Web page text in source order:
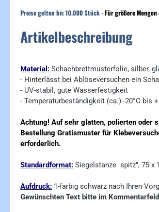
Preise gelten bis10.000 Stück -Für größere
Material: Schachbrettmusterfolie, silber,
- Hinterlässt bei Ablöseversuchen ein
- UV-stabil, gute Wasserfestigkeit
- Temperaturbeständigkeit (ca.) -20°C bis
Achtung! Auf sehr glatten, polierten oder
Bestellung Gratismuster für
erforderlich.
Standardformat: Siegelstanze "spitz", 75 x
Aufdruck: 1-farbig schwarz nach Ihren
Gewünschten Text bitte im